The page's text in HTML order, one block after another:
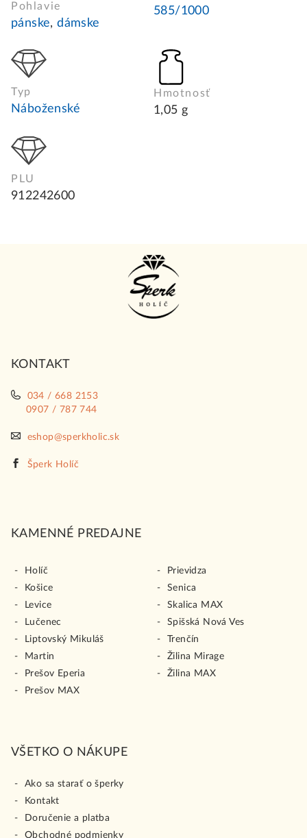
Pohlavie
pánske,dámske
585/1000
Typ
Náboženské
Hmotnosť
1,05 g
PLU
912242600
KONTAKT
034 / 668 2153
0907 / 787 744
eshop@sperkholic.sk
Šperk Holíč
KAMENNÉ PREDAJNE
Holíč
Košice
Levice
Lučenec
Liptovský Mikuláš
Martin
Prešov Eperia
Prešov MAX
Prievidza
Senica
Skalica MAX
Spišská Nová Ves
Trenčín
Žilina Mirage
Žilina MAX
VŠETKO O NÁKUPE
Ako sa starať o šperky
Kontakt
Doručenie a platba
Obchodné podmienky